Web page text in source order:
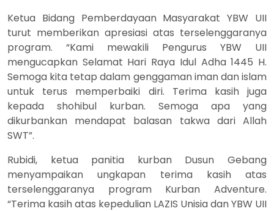
Ketua Bidang Pemberdayaan Masyarakat YBW UII
turut memberikan apresiasi atas terselenggaranya
program. “Kami mewakili Pengurus YBW UII
mengucapkan Selamat Hari Raya Idul Adha 1445 H.
Semoga kita tetap dalam genggaman iman dan islam
untuk terus memperbaiki diri. Terima kasih juga
kepada shohibul kurban. Semoga apa yang
dikurbankan mendapat balasan takwa dari Allah
SWT”.
Rubidi, ketua panitia kurban Dusun Gebang
menyampaikan ungkapan terima kasih atas
terselenggaranya program Kurban Adventure.
“Terima kasih atas kepedulian LAZIS Unisia dan YBW UII